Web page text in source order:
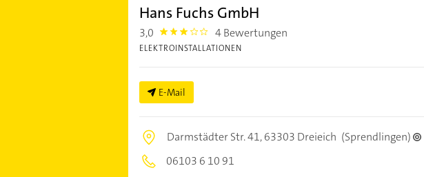
Hans Fuchs GmbH
3,0 3.0 4 Bewertungen
ELEKTROINSTALLATIONEN
E-Mail
Darmstädter Str. 41,63303 Dreieich (Sprendlingen)
06103 6 10 91